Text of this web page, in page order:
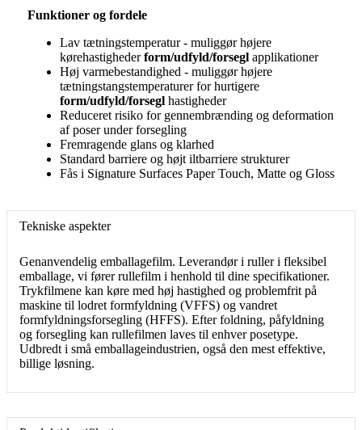
Funktioner og fordele
Lav tætningstemperatur - muliggør højere
kørehastighederform/udfyld/forsegl applikationer
Høj varmebestandighed - muliggør højere
tætningstangstemperaturer for hurtigere
form/udfyld/forsegl hastigheder
Reduceret risiko for gennembrænding og deformation
af poser under forsegling
Fremragende glans og klarhed
Standard barriere og højt iltbarriere strukturer
Fås i Signature Surfaces Paper Touch, Matte og Gloss
Tekniske aspekter
Genanvendelig emballagefilm. Leverandør i ruller i fleksibel
emballage, vi fører rullefilm i henhold til dine specifikationer.
Trykfilmene kan køre med høj hastighed og problemfrit på
maskine til lodret formfyldning (VFFS) og vandret
formfyldningsforsegling (HFFS). Efter foldning, påfyldning
og forsegling kan rullefilmen laves til enhver posetype.
Udbredt i små emballageindustrien, også den mest effektive,
billige løsning.